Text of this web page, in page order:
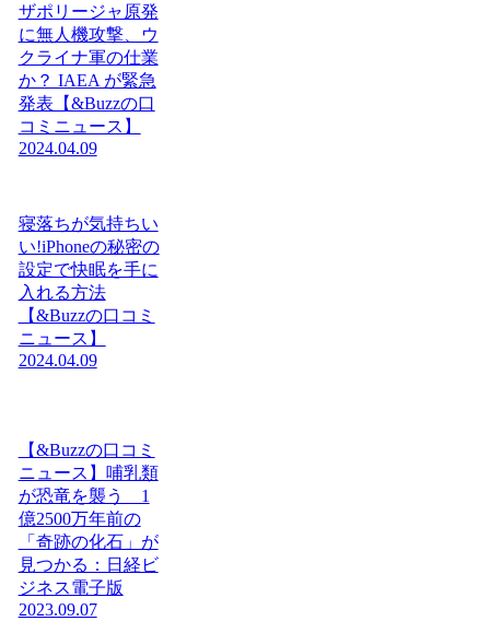
ザポリージャ原発
に無人機攻撃、ウ
クライナ軍の仕業
か？ IAEA が緊急
発表【&Buzzの口
コミニュース】
2024.04.09
寝落ちが気持ちい
い!iPhoneの秘密の
設定で快眠を手に
入れる方法
【&Buzzの口コミ
ニュース】
2024.04.09
【&Buzzの口コミ
ニュース】哺乳類
が恐竜を襲う 1
億2500万年前の
「奇跡の化石」が
見つかる：日経ビ
ジネス電子版
2023.09.07